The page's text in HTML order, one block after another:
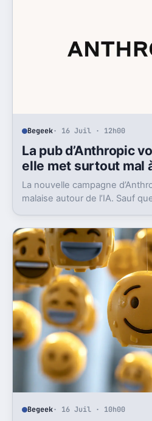
Begeek· 16 Juil · 12h00
La pub d’Anthropic
elle met surtout mal
La nouvelle campagne
malaise autour de l’IA. Sauf
Begeek· 16 Juil · 10h00